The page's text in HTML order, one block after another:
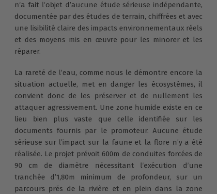
n’a fait l’objet d’aucune étude sérieuse indépendante,
documentée par des études de terrain, chiffrées et avec
une lisibilité claire des impacts environnementaux réels
et des moyens mis en œuvre pour les minorer et les
réparer.
La rareté de l’eau, comme nous le démontre encore la
situation actuelle, met en danger les écosystèmes, il
convient donc de les préserver et de nullement les
attaquer agressivement. Une zone humide existe en ce
lieu bien plus vaste que celle identifiée sur les
documents fournis par le promoteur. Aucune étude
sérieuse sur l’impact sur la faune et la flore n’y a été
réalisée. Le projet prévoit 600m de conduites forcées de
90 cm de diamètre nécessitant l’exécution d’une
tranchée d’1,80m minimum de profondeur, sur un
parcours prés de la rivière et en plein dans la zone